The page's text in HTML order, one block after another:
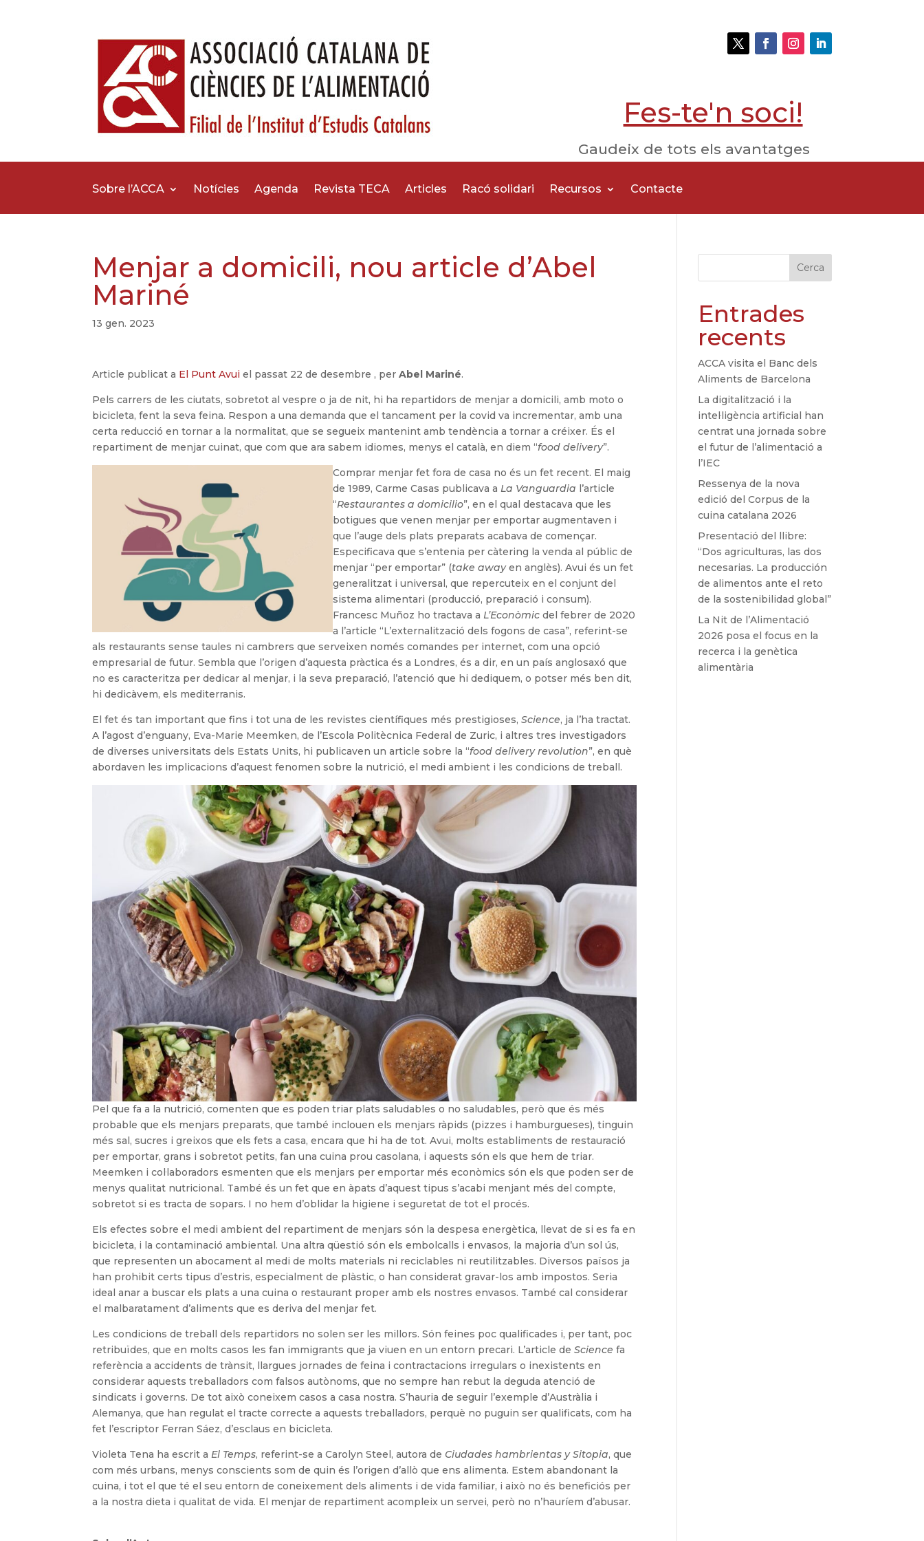
Fes-te'n soci!
Gaudeix de tots els avantatges
Sobre l’ACCA Notícies Agenda Revista TECA Articles Racó solidari Recursos Contacte
Menjar a domicili, nou article d’Abel
Mariné
13 gen. 2023
Article publicat a El Punt Avuiel passat 22 de desembre , perAbel Mariné.
Pels carrers de les ciutats, sobretot al vespre o ja de nit, hi ha repartidors de menjar a domicili, amb moto o
bicicleta, fent la seva feina. Respon a una demanda que el tancament per la covid va incrementar, amb una
certa reducció en tornar a la normalitat, que se segueix mantenint amb tendència a tornar a créixer. És el
repartiment de menjar cuinat, que com que ara sabem idiomes, menys el català, en diem “food delivery”.
Comprar menjar fet fora de casa no és un fet recent. El maig
de 1989, Carme Casas publicava aLa Vanguardia l’article
“Restaurantes a domicilio”, en el qual destacava que les
botigues que venen menjar per emportar augmentaven i
que l’auge dels plats preparats acabava de començar.
Especificava que s’entenia per càtering la venda al públic de
menjar “per emportar” (take awayen anglès). Avui és un fet
generalitzat i universal, que repercuteix en el conjunt del
sistema alimentari (producció, preparació i consum).
Francesc Muñoz ho tractava aL’Econòmic del febrer de 2020
a l’article “L’externalització dels fogons de casa”, referint-se
als restaurants sense taules ni cambrers que serveixen només comandes per internet, com una opció
empresarial de futur. Sembla que l’origen d’aquesta pràctica és a Londres, és a dir, en un país anglosaxó que
no es caracteritza per dedicar al menjar, i la seva preparació, l’atenció que hi dediquem, o potser més ben dit,
hi dedicàvem, els mediterranis.
El fet és tan important que fins i tot una de les revistes científiques més prestigioses,Science, ja l’ha tractat.
A l’agost d’enguany, Eva-Marie Meemken, de l’Escola Politècnica Federal de Zuric, i altres tres investigadors
de diverses universitats dels Estats Units, hi publicaven un article sobre la “food delivery revolution”, en què
abordaven les implicacions d’aquest fenomen sobre la nutrició, el medi ambient i les condicions de treball.
Pel que fa a la nutrició, comenten que es poden triar plats saludables o no saludables, però que és més
probable que els menjars preparats, que també inclouen els menjars ràpids (pizzes i hamburgueses), tinguin
més sal, sucres i greixos que els fets a casa, encara que hi ha de tot. Avui, molts establiments de restauració
per emportar, grans i sobretot petits, fan una cuina prou casolana, i aquests són els que hem de triar.
Meemken i col·laboradors esmenten que els menjars per emportar més econòmics són els que poden ser de
menys qualitat nutricional. També és un fet que en àpats d’aquest tipus s’acabi menjant més del compte,
sobretot si es tracta de sopars. I no hem d’oblidar la higiene i seguretat de tot el procés.
Els efectes sobre el medi ambient del repartiment de menjars són la despesa energètica, llevat de si es fa en
bicicleta, i la contaminació ambiental. Una altra qüestió són els embolcalls i envasos, la majoria d’un sol ús,
que representen un abocament al medi de molts materials ni reciclables ni reutilitzables. Diversos països ja
han prohibit certs tipus d’estris, especialment de plàstic, o han considerat gravar-los amb impostos. Seria
ideal anar a buscar els plats a una cuina o restaurant proper amb els nostres envasos. També cal considerar
el malbaratament d’aliments que es deriva del menjar fet.
Les condicions de treball dels repartidors no solen ser les millors. Són feines poc qualificades i, per tant, poc
retribuïdes, que en molts casos les fan immigrants que ja viuen en un entorn precari. L’article deScience fa
referència a accidents de trànsit, llargues jornades de feina i contractacions irregulars o inexistents en
considerar aquests treballadors com falsos autònoms, que no sempre han rebut la deguda atenció de
sindicats i governs. De tot això coneixem casos a casa nostra. S’hauria de seguir l’exemple d’Austràlia i
Alemanya, que han regulat el tracte correcte a aquests treballadors, perquè no puguin ser qualificats, com ha
fet l’escriptor Ferran Sáez, d’esclaus en bicicleta.
Violeta Tena ha escrit aEl Temps, referint-se a Carolyn Steel, autora de Ciudades hambrientas y Sitopia, que
com més urbans, menys conscients som de quin és l’origen d’allò que ens alimenta. Estem abandonant la
cuina, i tot el que té el seu entorn de coneixement dels aliments i de vida familiar, i això no és beneficiós per
a la nostra dieta i qualitat de vida. El menjar de repartiment acompleix un servei, però no n’hauríem d’abusar.
Cerca
Entrades
recents
ACCA visita el Banc dels
Aliments de Barcelona
La digitalització i la
intel·ligència artificial han
centrat una jornada sobre
el futur de l’alimentació a
l’IEC
Ressenya de la nova
edició del Corpus de la
cuina catalana 2026
Presentació del llibre:
“Dos agriculturas, las dos
necesarias. La producción
de alimentos ante el reto
de la sostenibilidad global”
La Nit de l’Alimentació
2026 posa el focus en la
recerca i la genètica
alimentària